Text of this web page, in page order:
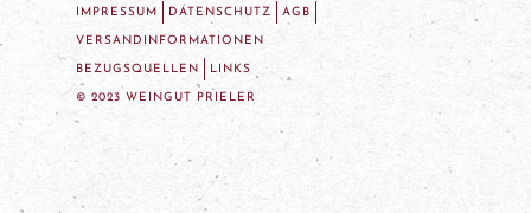
IMPRESSUM DATENSCHUTZ AGB
VERSANDINFORMATIONEN
BEZUGSQUELLEN LINKS
© 2023 WEINGUT PRIELER